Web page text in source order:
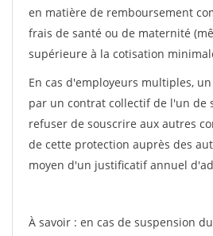
en matière de remboursement
frais de santé ou de maternité
supérieure à la cotisation
En cas d'employeurs multiples,
par un contrat collectif de l'un de
refuser de souscrire aux autres
de cette protection auprès des
moyen d'un justificatif annuel
À savoir : en cas de suspension